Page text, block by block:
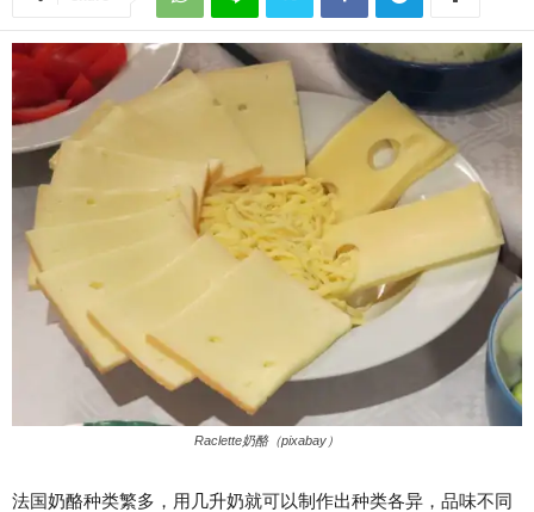
Raclette奶酪（pixabay）
法国奶酪种类繁多，用几升奶就可以制作出种类各异，品味不同